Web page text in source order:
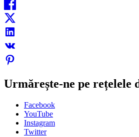
Urmărește-ne pe rețelele
Facebook
YouTube
Instagram
Twitter